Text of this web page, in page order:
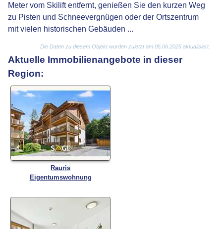
Meter vom Skilift entfernt, genießen Sie den kurzen Weg
zu Pisten und Schneevergnügen oder der Ortszentrum
mit vielen historischen Gebäuden ...
Die Daten zu diesem Objekt wurden zuletzt am 05.06.2025 aktualisiert.
Aktuelle Immobilienangebote in dieser
Region:
Rauris
Eigentumswohnung